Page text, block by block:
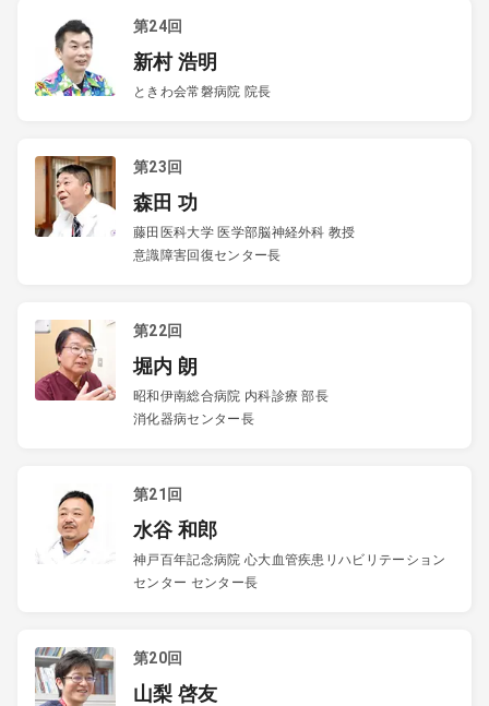
第24回
新村 浩明
ときわ会常磐病院 院長
第23回
森田 功
藤田医科大学 医学部脳神経外科 教授
意識障害回復センター長
第22回
堀内 朗
昭和伊南総合病院 内科診療 部長
消化器病センター長
第21回
水谷 和郎
神戸百年記念病院 心大血管疾患リハビリテーション
センター センター長
第20回
山梨 啓友